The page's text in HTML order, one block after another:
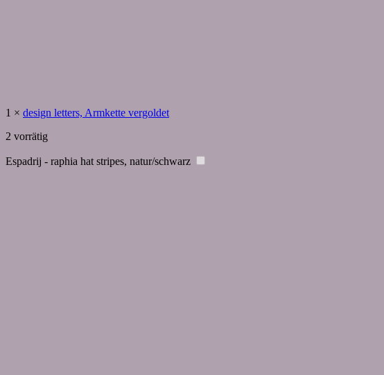
1 × design letters, Armkette vergoldet
2 vorrätig
Espadrij - raphia hat stripes, natur/schwarz